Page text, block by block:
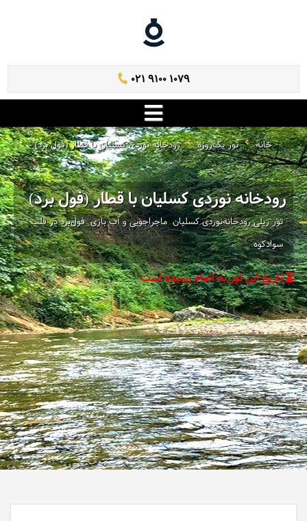
021 9100 1079
خانه تور یک‌روزه رودخانه نوردی کسلیان با قطار (فول برد)
رودخانه نوردی کسلیان با قطار (فول برد)
تور ریلی رودخانه‌نوردی کسلیان ‌ ماجراجویی و آب بازی ‌ فول‌برد در قلب
سوادکوه
تاریخ این تور به اتمام رسیده است